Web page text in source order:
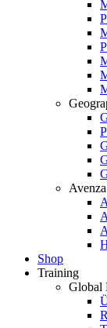
Shop
Training
Global